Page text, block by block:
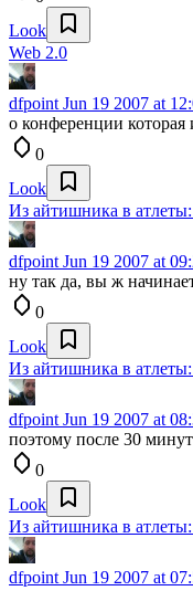
Look
Web 2.0
dfpoint Jun 19 2007 at
о конференции которая
0
Look
Из айтишника в
dfpoint Jun 19 2007 at
ну так да, вы ж
0
Look
Из айтишника в
dfpoint Jun 19 2007 at
поэтому после 30
0
Look
Из айтишника в
dfpoint Jun 19 2007 at